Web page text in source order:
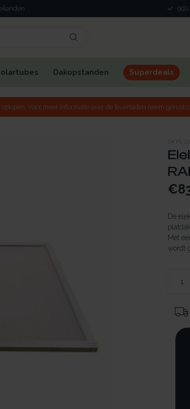
Dakopstanden Superdeals
Voor meer informatie over de levertijden neem gerust
SKYLUX
De
Met
wordt